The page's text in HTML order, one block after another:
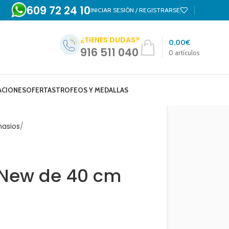
609 72 24 10INICIAR SESIÓN / REGISTRARSE
¿TIENES DUDAS?
916 511 040 0 artículos
0,00€
OFERTASTROFEOS Y MEDALLAS
de 40 cm